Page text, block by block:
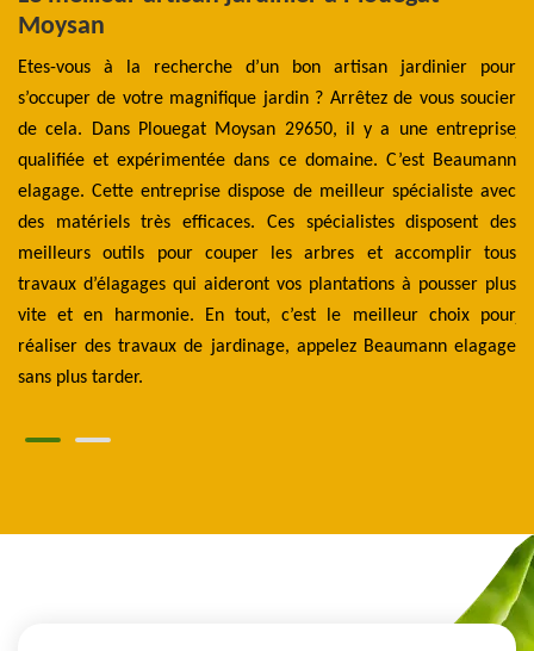
Moysan
Etes-vous à la recherche d’un bon artisan jardinier pour
s’occuper de votre magnifique jardin ? Arrêtez de vous soucier
de cela. Dans Plouegat Moysan 29650, il y a une entreprise
qualifiée et expérimentée dans ce domaine. C’est Beaumann
elagage. Cette entreprise dispose de meilleur spécialiste avec
des matériels très efficaces. Ces spécialistes disposent des
meilleurs outils pour couper les arbres et accomplir tous
travaux d’élagages qui aideront vos plantations à pousser plus
vite et en harmonie. En tout, c’est le meilleur choix pour
réaliser des travaux de jardinage, appelez Beaumann elagage
sans plus tarder.